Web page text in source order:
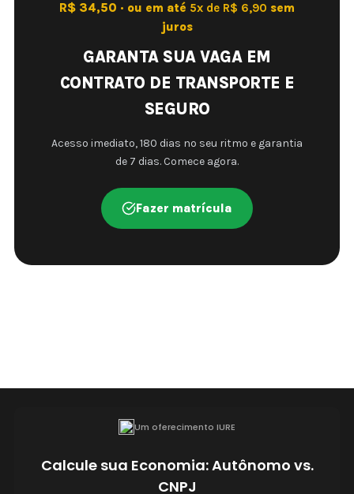
R$ 34,50 · ou em até 5x de R$ 6,90 sem
juros
GARANTA SUA VAGA EM
CONTRATO DE TRANSPORTE E
SEGURO
Acesso imediato, 180 dias no seu ritmo e garantia
de 7 dias. Comece agora.
Fazer matrícula